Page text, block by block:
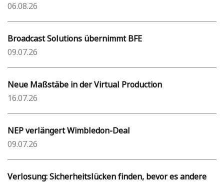
06.08.26
Broadcast Solutions übernimmt BFE
09.07.26
Neue Maßstäbe in der Virtual Production
16.07.26
NEP verlängert Wimbledon-Deal
09.07.26
Verlosung: Sicherheitslücken finden, bevor es andere